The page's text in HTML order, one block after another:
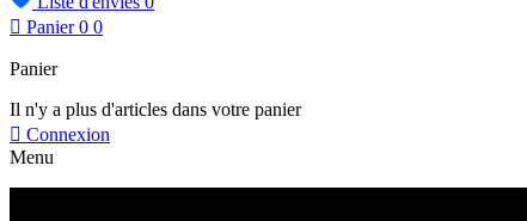
 Panier 0 0
Panier
Il n'y a plus d'articles dans votre panier
 Connexion
Menu